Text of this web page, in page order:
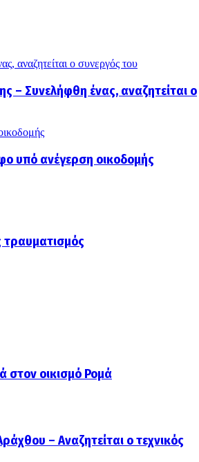
αναζητείται ο συνεργός του
– Συνελήφθη ένας, αναζητείται ο
υπό ανέγερση οικοδομής
στον οικισμό Ρομά
– Αναζητείται ο τεχνικός